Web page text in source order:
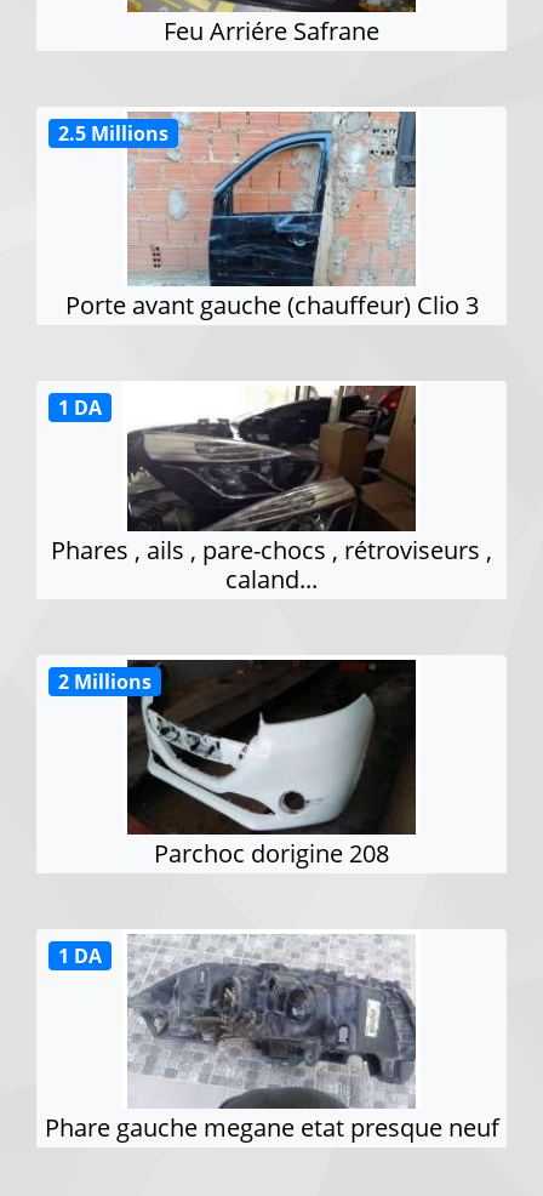
Feu Arriére Safrane
Porte avant gauche (chauffeur) Clio 3
2.5 Millions
Phares , ails , pare-chocs , rétroviseurs ,
caland...
1 DA
Parchoc dorigine 208
2 Millions
Phare gauche megane etat presque neuf
1 DA